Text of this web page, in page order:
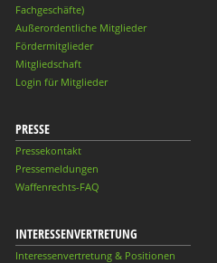
Fachgeschäfte)
Außerordentliche Mitglieder
Fördermitglieder
Mitgliedschaft
Login für Mitglieder
PRESSE
Pressekontakt
Pressemeldungen
Waffenrechts-FAQ
INTERESSENVERTRETUNG
Interessenvertretung & Positionen